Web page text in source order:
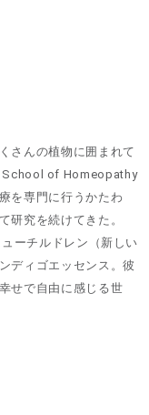
さんの植物に囲まれて
School of Homeopathy
を専門に行うかたわ
研究を続けてきた。
ーチルドレン（新しい
ディゴエッセンス。彼
せで自由に感じる世